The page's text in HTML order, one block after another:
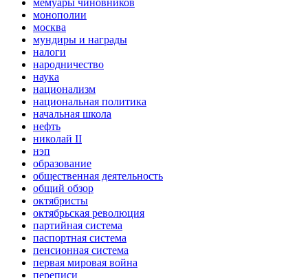
мемуары чиновников
монополии
москва
мундиры и награды
налоги
народничество
наука
национализм
национальная политика
начальная школа
нефть
николай II
нэп
образование
общественная деятельность
общий обзор
октябристы
октябрьская революция
партийная система
паспортная система
пенсионная система
первая мировая война
переписи